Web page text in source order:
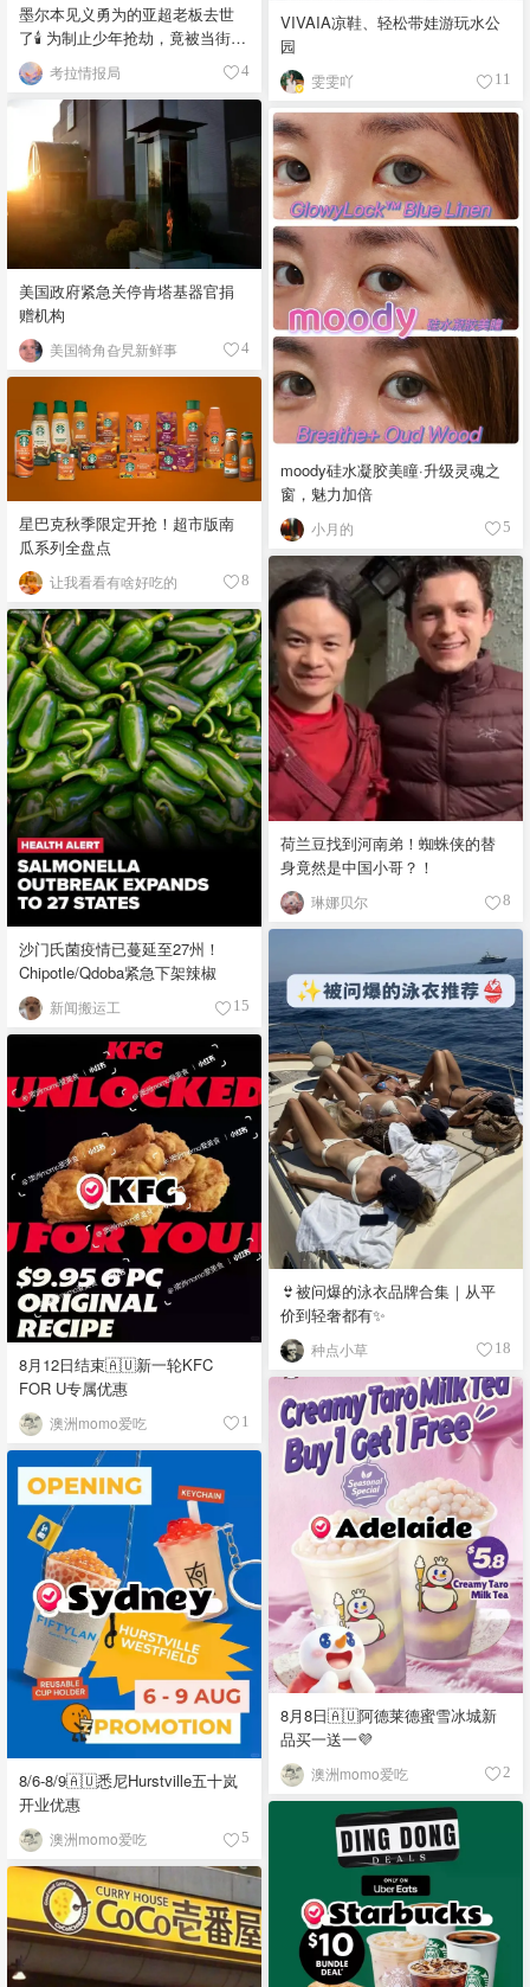
VIVAIA凉鞋、轻松带娃游玩水公
园
雯雯吖 11
墨尔本见义勇为的亚超老板去世
了🕯️ 为制止少年抢劫，竟被当街围
殴致死！考拉情报局 4
美国政府紧急关停肯塔基器官捐
赠机构
美国犄角旮旯新鲜事 4
moody硅水凝胶美瞳·升级灵魂之
窗，魅力加倍
小月的 5
星巴克秋季限定开抢！超市版南
瓜系列全盘点
让我看看有啥好吃的 8
荷兰豆找到河南弟！蜘蛛侠的替
身竟然是中国小哥？！
琳娜贝尔 8
沙门氏菌疫情已蔓延至27州！
Chipotle/Qdoba紧急下架辣椒
新闻搬运工 15
👙被问爆的泳衣品牌合集｜从平
价到轻奢都有✨
种点小草 18
8月12日结束🇦🇺新一轮KFC
FOR U专属优惠
澳洲momo爱吃 1
8月8日🇦🇺阿德莱德蜜雪冰城新
品买一送一💜
澳洲momo爱吃 2
8/6-8/9🇦🇺悉尼Hurstville五十岚
开业优惠
澳洲momo爱吃 5